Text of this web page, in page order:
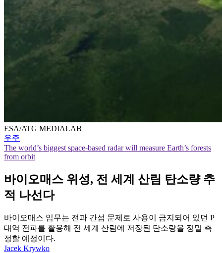
ESA/ATG MEDIALAB
우주
The world’s biggest space-based radar will measure Earth’s forests
from orbit
바이오매스 위성, 전 세계 산림 탄소량 추
적 나선다
바이오매스 임무는 전파 간섭 문제로 사용이 금지되어 있던 P
대역 전파를 활용해 전 세계 산림에 저장된 탄소량을 정밀 측
정할 예정이다.
Jacek Krywko